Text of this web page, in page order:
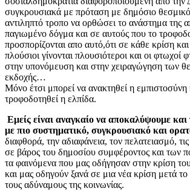
συγκρουσιακά με πρόταση με δημόσιο
αντιληπτό τροπο να ορθώσει το ανάστημα της
παγιωμένο δόγμα και σε αυτούς που το
προσπορίζονται απο αυτό,ότι σε κάθε κρίση και
πλούσιοι γίνονται πλουσιότεροι και οι φτωχοί
στην υπονόμευση και στην χειραγώγηση των
εκδοχής…
Μόνο έτσι μπορεί να ανακτηθεί η εμπιστοσύνη
τροφοδοτηθεί η ελπίδα.
Εμείς είναι αναγκαίο να αποκαλύψουμε
με πιο συστηματικό, συγκρουσιακό και
διαφθορά, την αδιαφάνεια, τον πελατειασμό, τις
σε βάρος του δημοσίου συμφέροντος και των
τα φαινόμενα που μας οδήγησαν στην κρίση
και μας οδηγούν ξανά σε μια νέα κρίση μετά
τους αδύναμους της κοινωνίας.